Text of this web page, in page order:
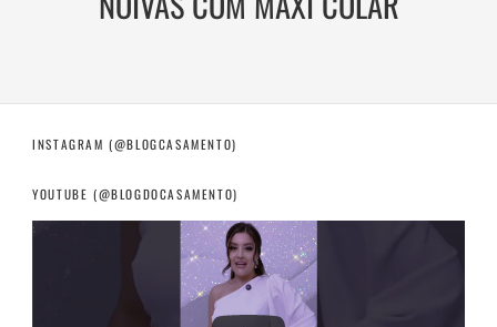
INSTAGRAM (@BLOGCASAMENTO)
YOUTUBE (@BLOGDOCASAMENTO)